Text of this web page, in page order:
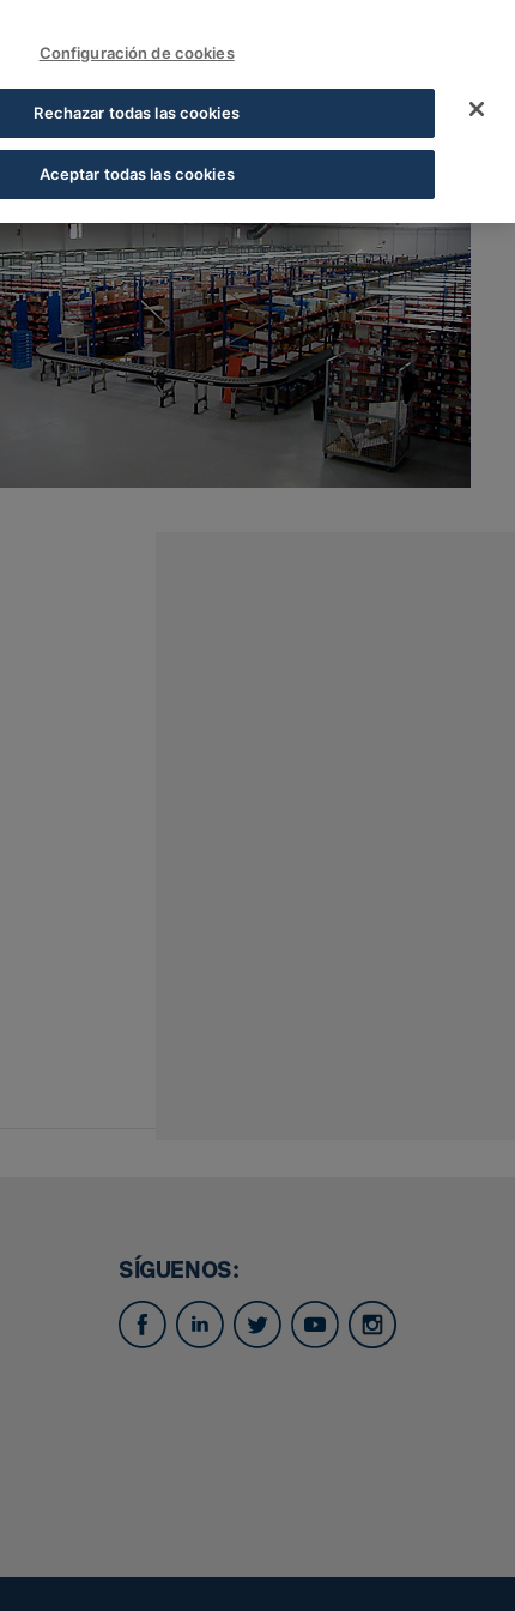
FUNDACIÓN COFARES
SÍGUENOS:
Configuración de cookies
Rechazar todas las cookies
Aceptar todas las cookies